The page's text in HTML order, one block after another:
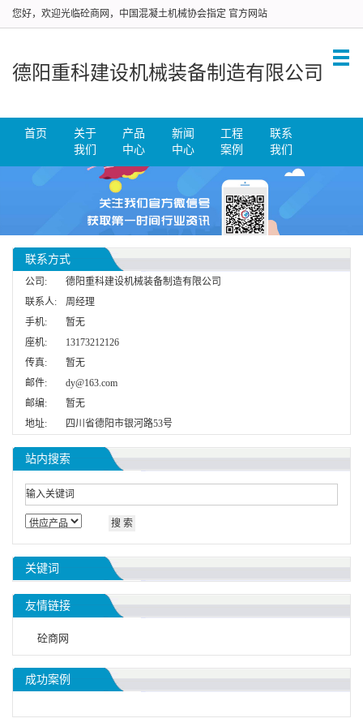
您好，欢迎光临砼商网，中国混凝土机械协会指定 官方网站
德阳重科建设机械装备制造有限公司
首页
关于
我们
产品
中心
新闻
中心
工程
案例
联系
我们
联系方式
公司:
德阳重科建设机械装备制造有限公司
联系人:
周经理
手机:
暂无
座机:
13173212126
传真:
暂无
邮件:
dy@163.com
邮编:
暂无
地址:
四川省德阳市银河路53号
站内搜索
关键词
友情链接
砼商网
成功案例